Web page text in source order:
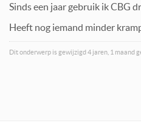
Sinds een jaar gebruik ik CBG
Heeft nog iemand minder
Dit onderwerp is gewijzigd 4 jaren, 1 maand